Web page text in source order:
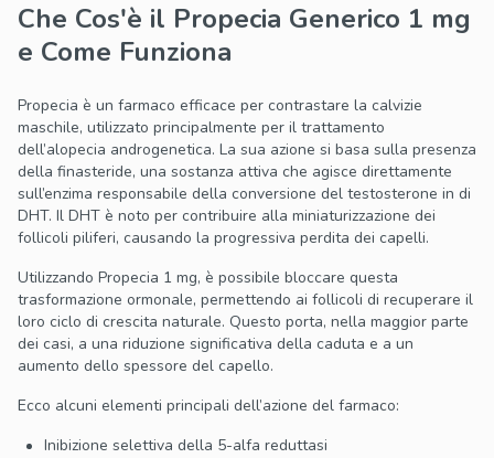
Che Cos'è il Propecia Generico 1 mg
e Come Funziona
Propecia è un farmaco efficace per contrastare la calvizie
maschile, utilizzato principalmente per il trattamento
dell’alopecia androgenetica. La sua azione si basa sulla presenza
della finasteride, una sostanza attiva che agisce direttamente
sull’enzima responsabile della conversione del testosterone in di
DHT. Il DHT è noto per contribuire alla miniaturizzazione dei
follicoli piliferi, causando la progressiva perdita dei capelli.
Utilizzando Propecia 1 mg, è possibile bloccare questa
trasformazione ormonale, permettendo ai follicoli di recuperare il
loro ciclo di crescita naturale. Questo porta, nella maggior parte
dei casi, a una riduzione significativa della caduta e a un
aumento dello spessore del capello.
Ecco alcuni elementi principali dell’azione del farmaco:
Inibizione selettiva della 5-alfa reduttasi